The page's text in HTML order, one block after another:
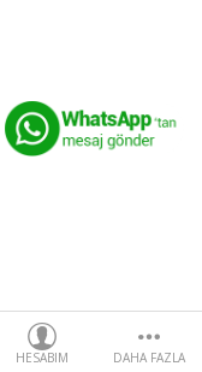
HESABIM DAHA FAZLA